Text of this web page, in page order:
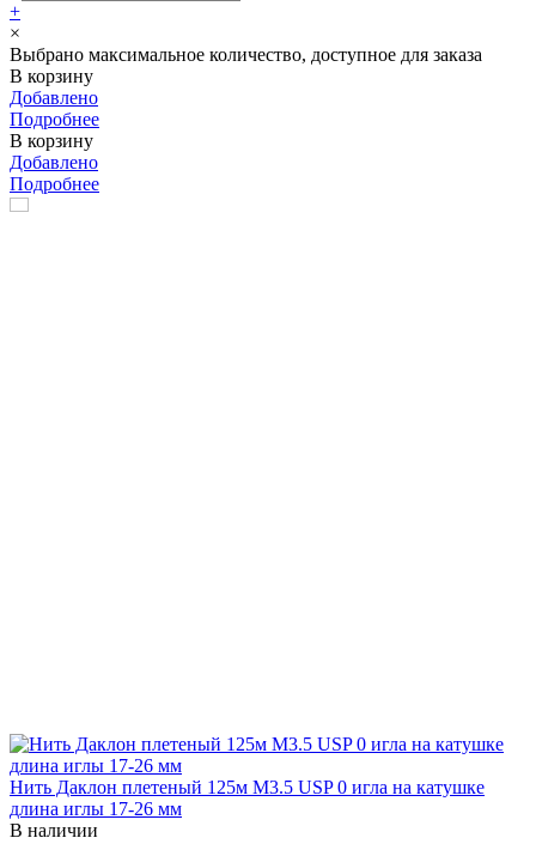
+
×
Выбрано максимальное количество, доступное для заказа
В корзину
Добавлено
Подробнее
В корзину
Добавлено
Подробнее
Нить Даклон плетеный 125м М3.5 USP 0 игла на катушке
длина иглы 17-26 мм
В наличии